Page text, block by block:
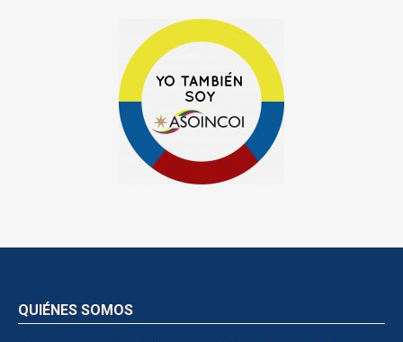
QUIÉNES SOMOS